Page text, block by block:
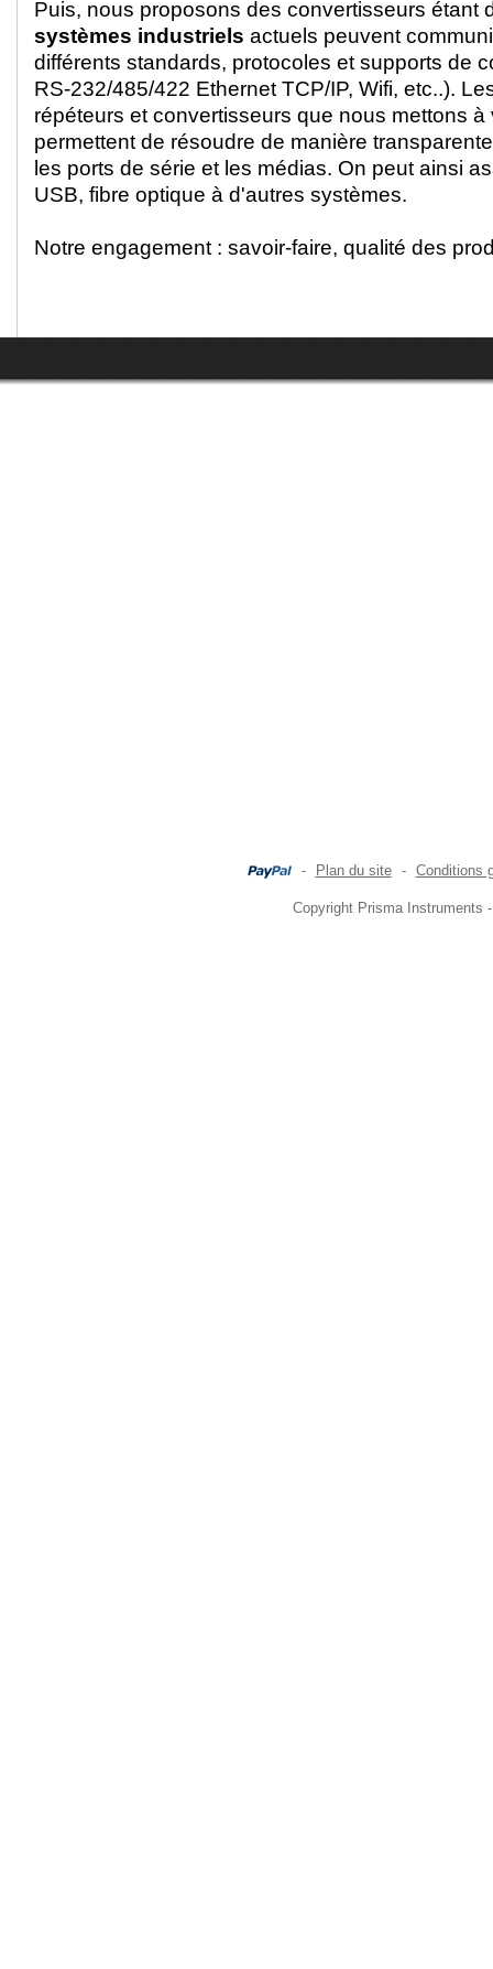
Puis, nous proposons des convertisseurs étant
systèmes industriels actuels peuvent
différents standards, protocoles et supports de
RS-232/485/422 Ethernet TCP/IP, Wifi, etc..).
répéteurs et convertisseurs que nous mettons à
permettent de résoudre de manière
les ports de série et les médias. On peut ainsi
USB, fibre optique à d'autres systèmes.
Notre engagement : savoir-faire, qualité des
- Plan du site - Conditions
Copyright Prisma Instruments